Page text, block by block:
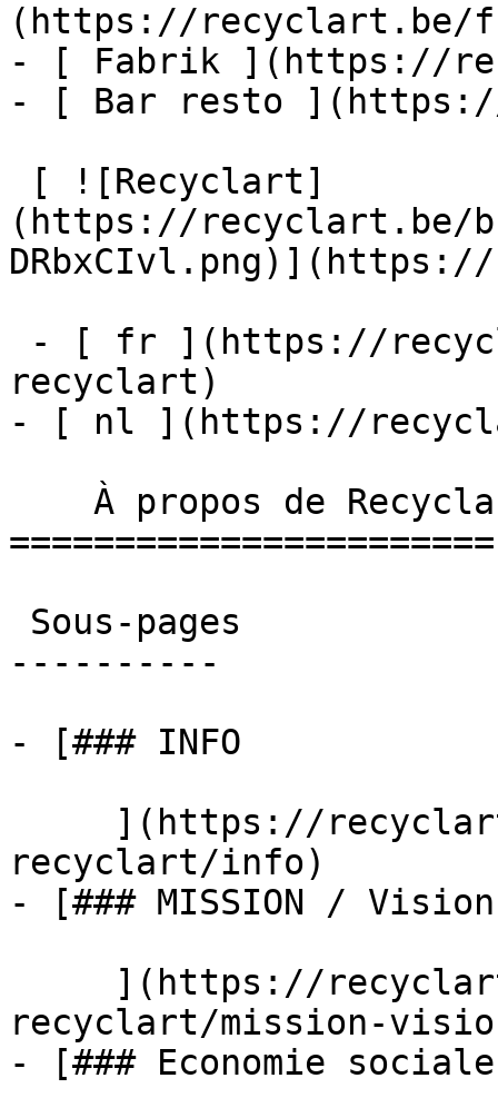
(https://recyclart.be/
- [ Fabrik ](https://
- [ Bar resto
(https://recyclart.be/
recyclart)
- [ nl ](https://
=======================
----------
- [### INFO
recyclart/info)
- [### MISSION / Vision
recyclart/mission-
- [### Economie sociale